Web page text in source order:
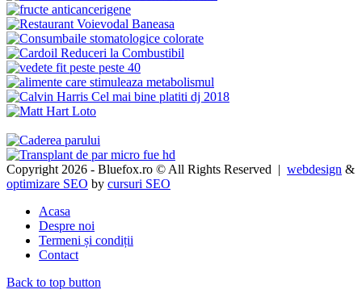
Copyright 2026 - Bluefox.ro © All Rights Reserved | webdesign &
optimizare SEO by cursuri SEO
Acasa
Despre noi
Termeni și condiții
Contact
Back to top button